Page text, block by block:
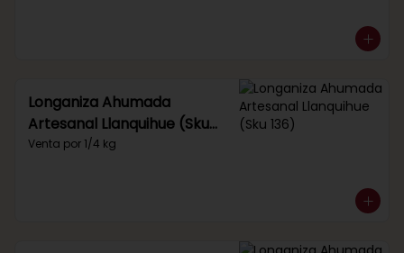
Longaniza Ahumada
Artesanal Llanquihue (Sku
136)
Venta por 1/4 kg